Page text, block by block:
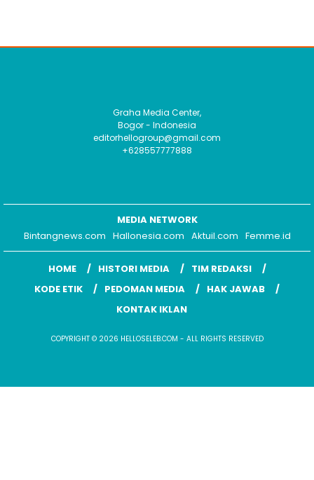
Graha Media Center,
Bogor - Indonesia
editorhellogroup@gmail.com
+628557777888
MEDIA NETWORK
Bintangnews.com Hallonesia.com Aktuil.com Femme.id
HOME HISTORI MEDIA
TIM REDAKSI
KODE ETIK
PEDOMAN MEDIA
HAK JAWAB
KONTAK IKLAN
COPYRIGHT © 2026 HELLOSELEB.COM - ALL RIGHTS RESERVED